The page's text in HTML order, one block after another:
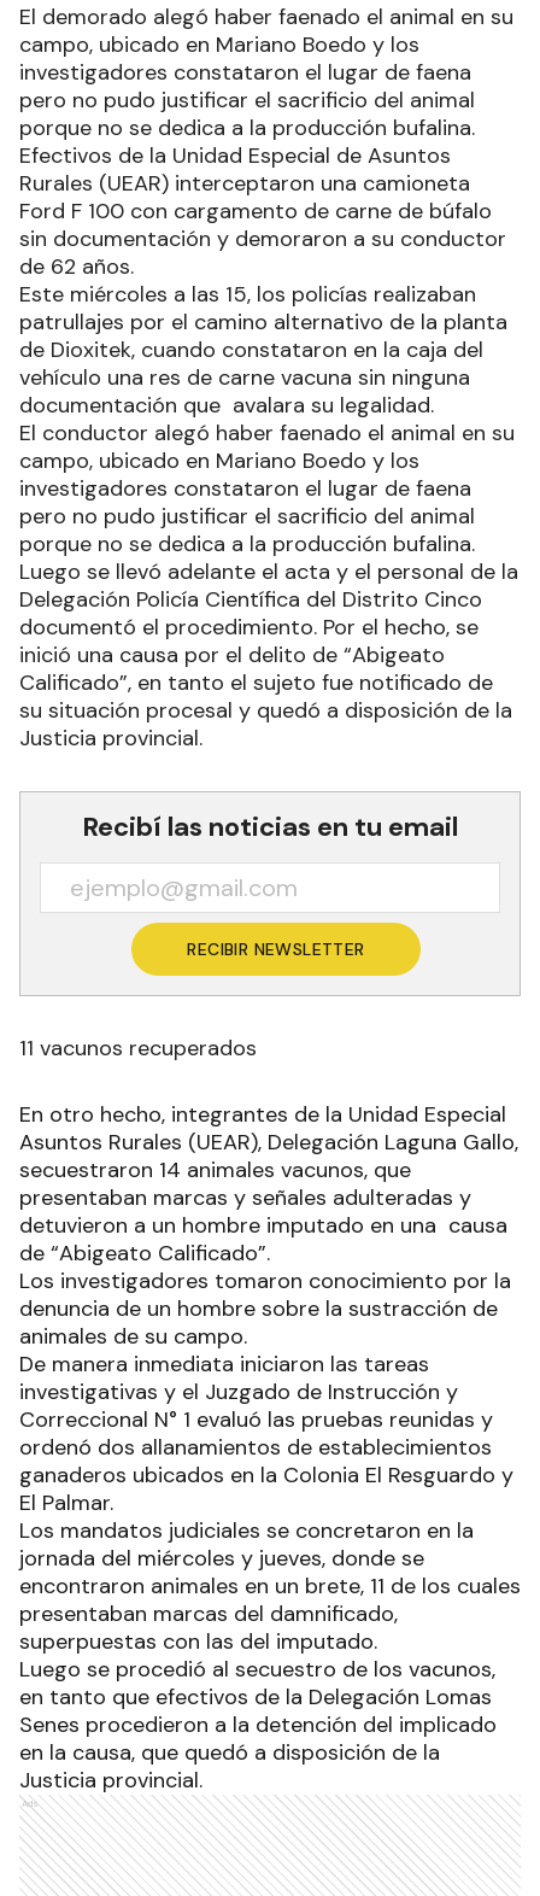
El demorado alegó haber faenado el animal en su
campo, ubicado en Mariano Boedo y los
investigadores constataron el lugar de faena
pero no pudo justificar el sacrificio del animal
porque no se dedica a la producción bufalina.
Efectivos de la Unidad Especial de Asuntos
Rurales (UEAR) interceptaron una camioneta
Ford F 100 con cargamento de carne de búfalo
sin documentación y demoraron a su conductor
de 62 años.
Este miércoles a las 15, los policías realizaban
patrullajes por el camino alternativo de la planta
de Dioxitek, cuando constataron en la caja del
vehículo una res de carne vacuna sin ninguna
documentación que avalara su legalidad.
El conductor alegó haber faenado el animal en su
campo, ubicado en Mariano Boedo y los
investigadores constataron el lugar de faena
pero no pudo justificar el sacrificio del animal
porque no se dedica a la producción bufalina.
Luego se llevó adelante el acta y el personal de la
Delegación Policía Científica del Distrito Cinco
documentó el procedimiento. Por el hecho, se
inició una causa por el delito de “Abigeato
Calificado”, en tanto el sujeto fue notificado de
su situación procesal y quedó a disposición de la
Justicia provincial.
Recibí las noticias en tu email
RECIBIR NEWSLETTER
11 vacunos recuperados
En otro hecho, integrantes de la Unidad Especial
Asuntos Rurales (UEAR), Delegación Laguna Gallo,
secuestraron 14 animales vacunos, que
presentaban marcas y señales adulteradas y
detuvieron a un hombre imputado en una causa
de “Abigeato Calificado”.
Los investigadores tomaron conocimiento por la
denuncia de un hombre sobre la sustracción de
animales de su campo.
De manera inmediata iniciaron las tareas
investigativas y el Juzgado de Instrucción y
Correccional N° 1 evaluó las pruebas reunidas y
ordenó dos allanamientos de establecimientos
ganaderos ubicados en la Colonia El Resguardo y
El Palmar.
Los mandatos judiciales se concretaron en la
jornada del miércoles y jueves, donde se
encontraron animales en un brete, 11 de los cuales
presentaban marcas del damnificado,
superpuestas con las del imputado.
Luego se procedió al secuestro de los vacunos,
en tanto que efectivos de la Delegación Lomas
Senes procedieron a la detención del implicado
en la causa, que quedó a disposición de la
Justicia provincial.
Ads